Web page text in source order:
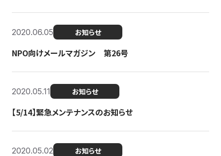
2020.06.05 お知らせ
NPO向けメールマガジン 第26号
2020.05.11 お知らせ
【5/14】緊急メンテナンスのお知らせ
2020.05.02 お知らせ